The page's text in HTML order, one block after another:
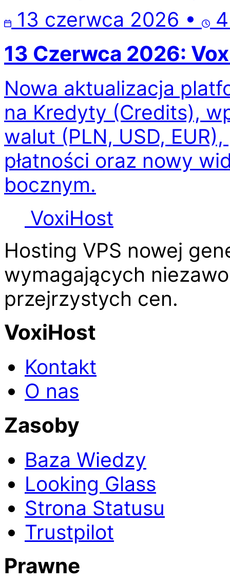
13 czerwca 2026 •
13 Czerwca 2026:
Nowa aktualizacja
na Kredyty (Credits),
walut (PLN, USD,
płatności oraz nowy
bocznym.
VoxiHost
Hosting VPS nowej
wymagających
przejrzystych cen.
VoxiHost
Kontakt
O nas
Zasoby
Baza Wiedzy
Looking Glass
Strona Statusu
Trustpilot
Prawne